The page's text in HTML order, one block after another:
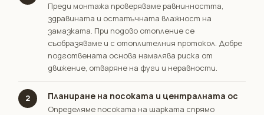
Преди монтажа проверяваме равнинността,
здравината и остатъчната влажност на
замазката. При подово отопление се
съобразяваме и с отоплителния протокол. Добре
подготвената основа намалява риска от
движение, отваряне на фуги и неравности.
2 Планиране на посоката и централната ос
Определяме посоката на шарката спрямо